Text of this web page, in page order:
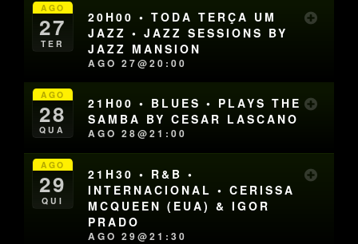
AGO
27
TER
20H00 • TODA TERÇA UM
JAZZ • JAZZ SESSIONS BY
JAZZ MANSION
AGO 27@20:00
AGO
28
QUA
21H00 • BLUES • PLAYS THE
SAMBA BY CESAR LASCANO
AGO 28@21:00
AGO
29
QUI
21H30 • R&B •
INTERNACIONAL • CERISSA
MCQUEEN (EUA) & IGOR
PRADO
AGO 29@21:30